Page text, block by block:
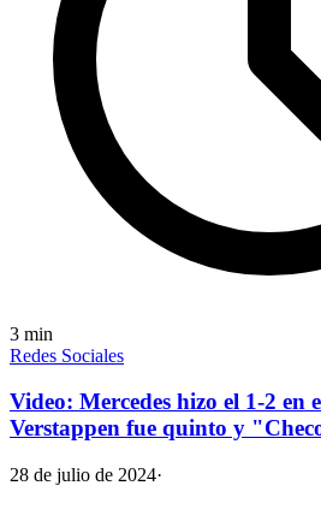
3 min
Redes Sociales
Video: Mercedes hizo el 1-2 en
Verstappen fue quinto y
28 de julio de 2024·